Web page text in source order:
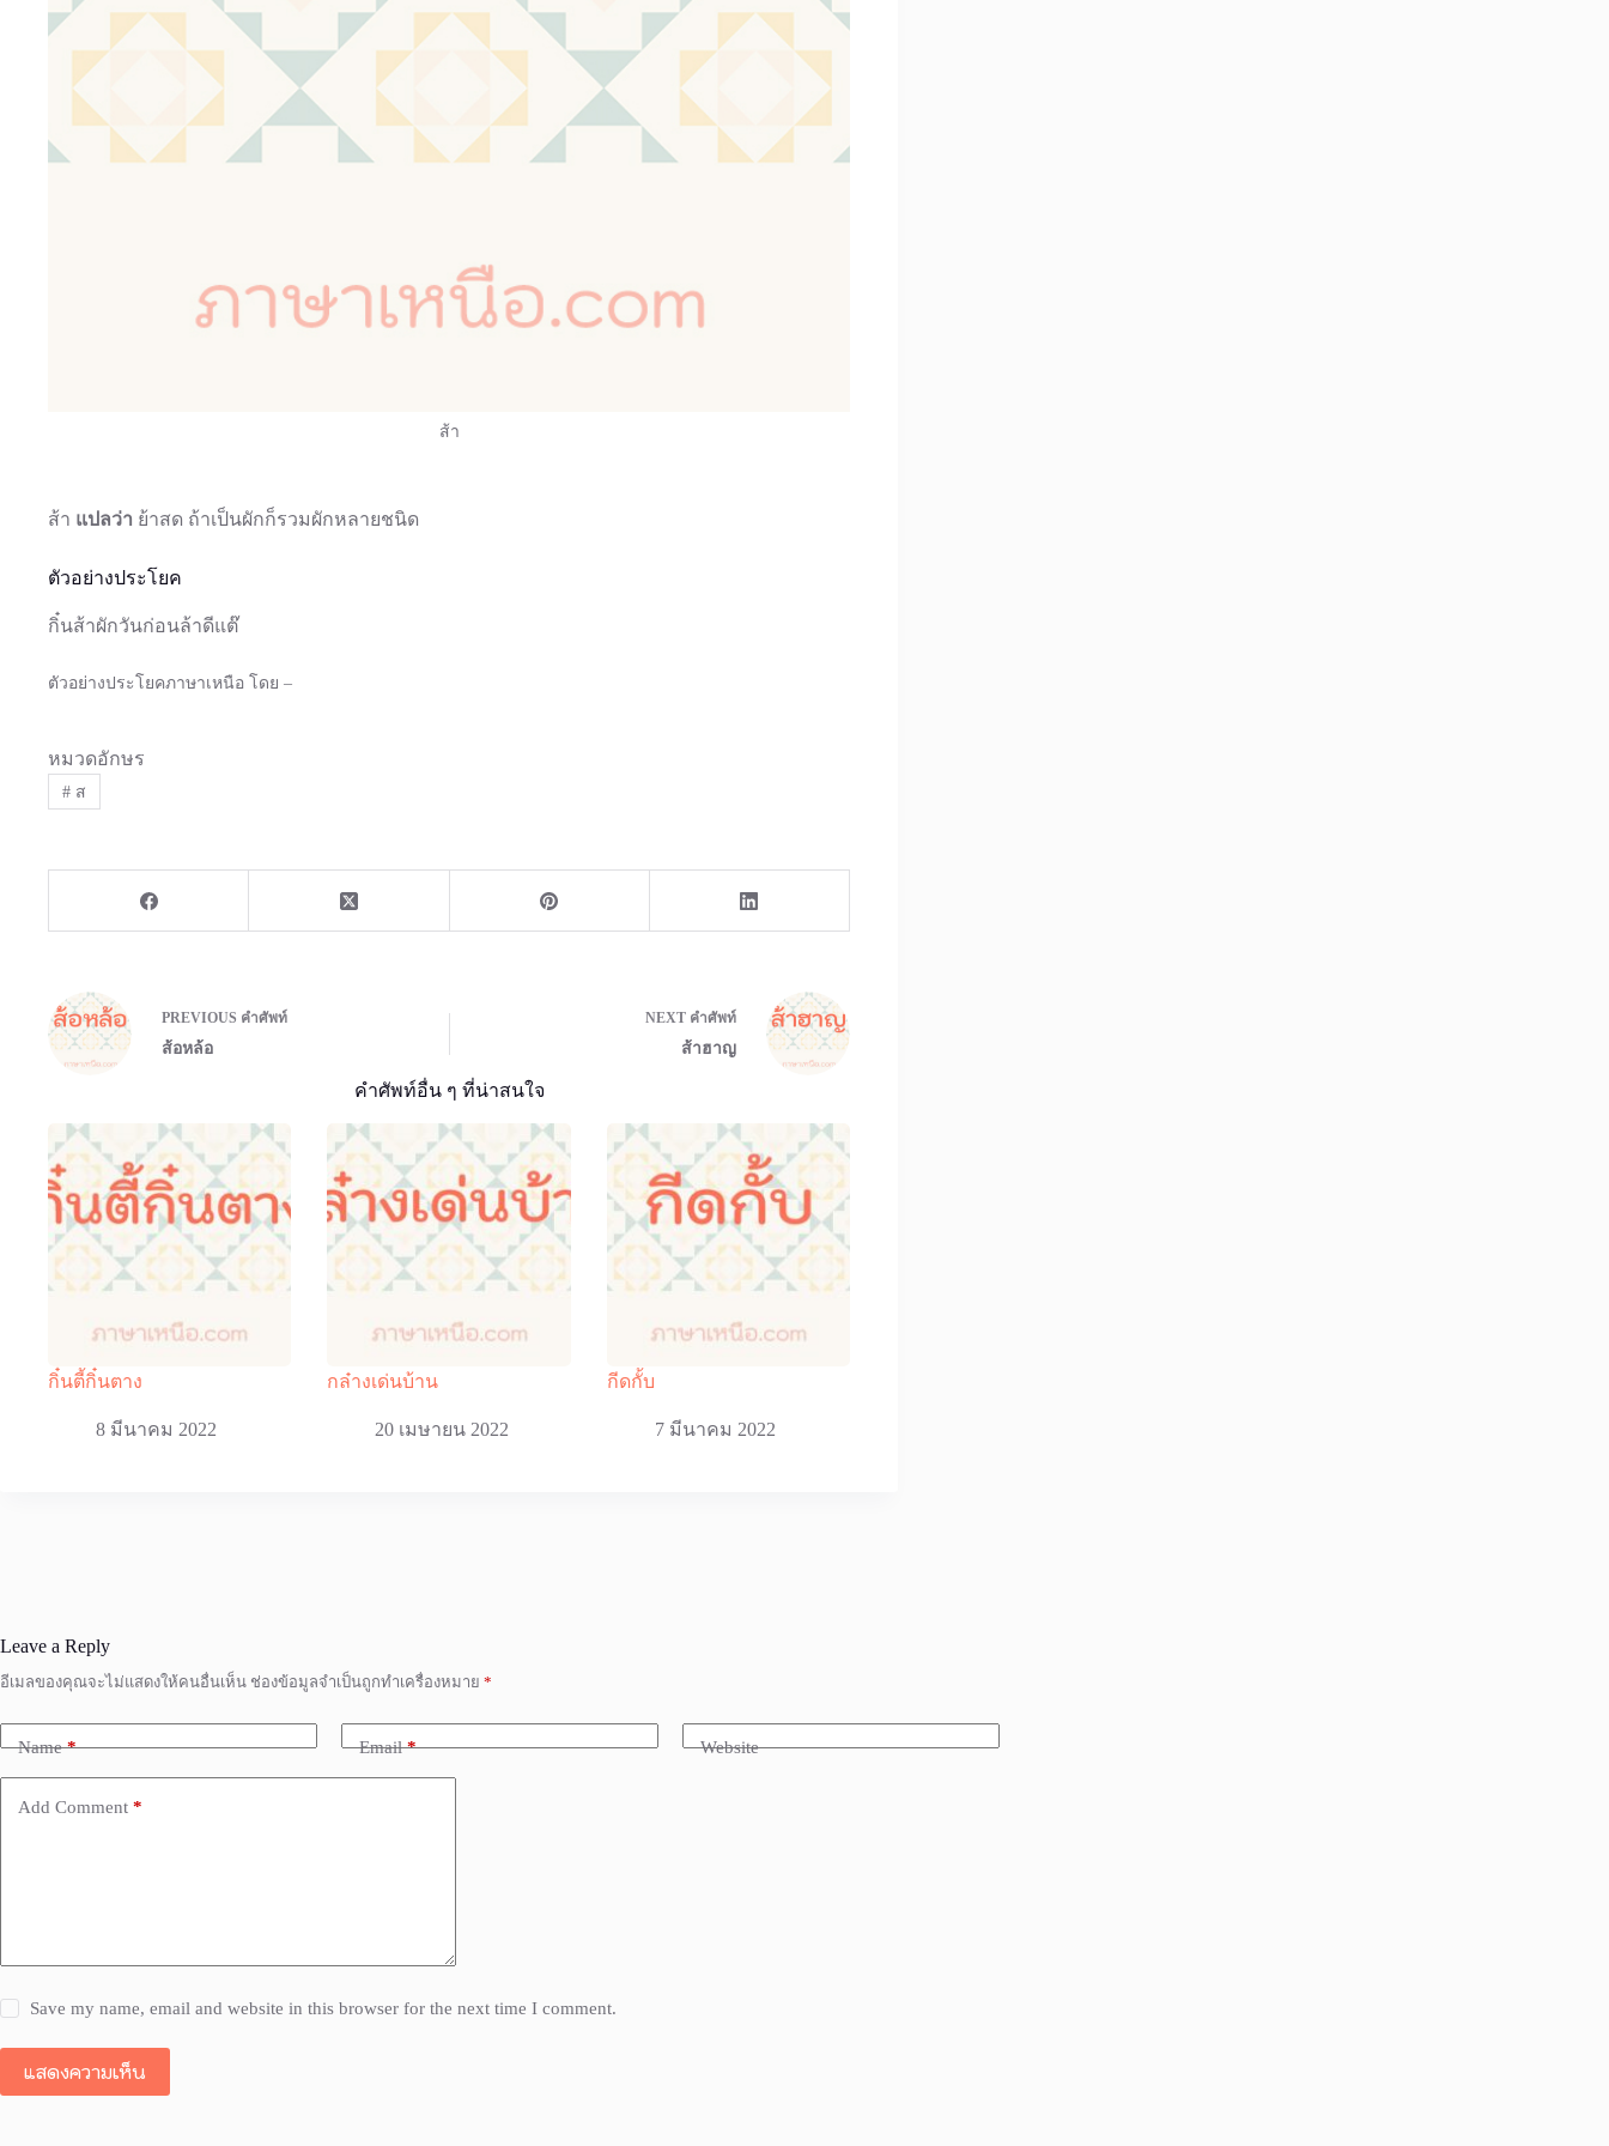
ส้า
ส้า แปลว่า ย้าสด ถ้าเป็นผักก็รวมผักหลายชนิด
ตัวอย่างประโยค
กิ๋นส้าผักวันก่อนล้าดีแต๊
ตัวอย่างประโยคภาษาเหนือ โดย –
หมวดอักษร
#ส
PREVIOUS คำศัพท์
ส้อหล้อ
NEXT คำศัพท์
ส้าฮาญ
คำศัพท์อื่น ๆ ที่น่าสนใจ
กิ๋นตี้กิ๋นตาง
8 มีนาคม 2022
กล๋างเด่นบ้าน
20 เมษายน 2022
กีดกั้บ
7 มีนาคม 2022
Leave a Reply
อีเมลของคุณจะไม่แสดงให้คนอื่นเห็น ช่องข้อมูลจำเป็นถูกทำเครื่องหมาย *
Name* Email* Website
Add Comment *
Save my name, email and website in this browser for the next time I comment.
แสดงความเห็น